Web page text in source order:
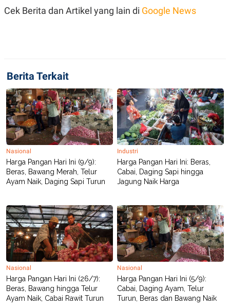
AG
O
N
T
A
N
T
V
I
P
S
U
S
JARINGAN
K
O
A
N
A
C
A
D
M
P
R
S
R
E
L
E
A
E
I
D
LK
Cek Berita dan Artikel yang lain di Google News
Berita Terkait
Nasional
Harga Pangan Hari Ini (9/9):
Beras, Bawang Merah, Telur
Ayam Naik, Daging Sapi Turun
Industri
Harga Pangan Hari Ini: Beras,
Cabai, Daging Sapi hingga
Jagung Naik Harga
Nasional
Harga Pangan Hari Ini (26/7):
Beras, Bawang hingga Telur
Ayam Naik, Cabai Rawit Turun
Nasional
Harga Pangan Hari Ini (5/9):
Cabai, Daging Ayam, Telur
Turun, Beras dan Bawang Naik